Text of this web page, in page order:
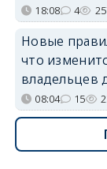
18:08 4
Новые
что
владельцев
08:04 15